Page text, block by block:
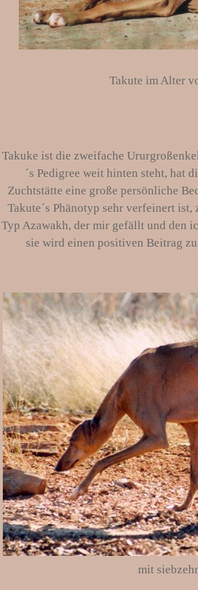
Takute im Alter
Takuke ist die zweifache
´s Pedigree weit hinten steht, hat
Zuchtstätte eine große persönliche
Takute´s Phänotyp sehr verfeinert
Typ Azawakh, der mir gefällt und den
sie wird einen positiven Beitrag
mit